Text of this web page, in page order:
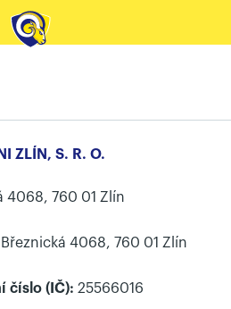
ZLÍN, S. R. O.
4068, 760 01 Zlín
Březnická 4068, 760 01 Zlín
číslo (IČ): 25566016